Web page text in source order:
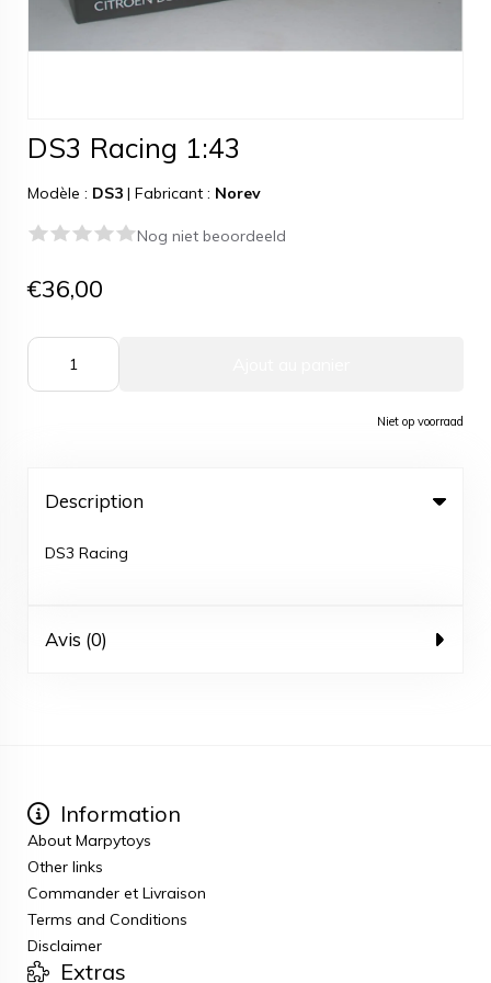
DS3 Racing 1:43
Modèle : DS3 | Fabricant : Norev
Nog niet beoordeeld
€36,00
Niet op voorraad
Description
DS3 Racing
Avis (0)
Information
About Marpytoys
Other links
Commander et Livraison
Terms and Conditions
Disclaimer
Extras